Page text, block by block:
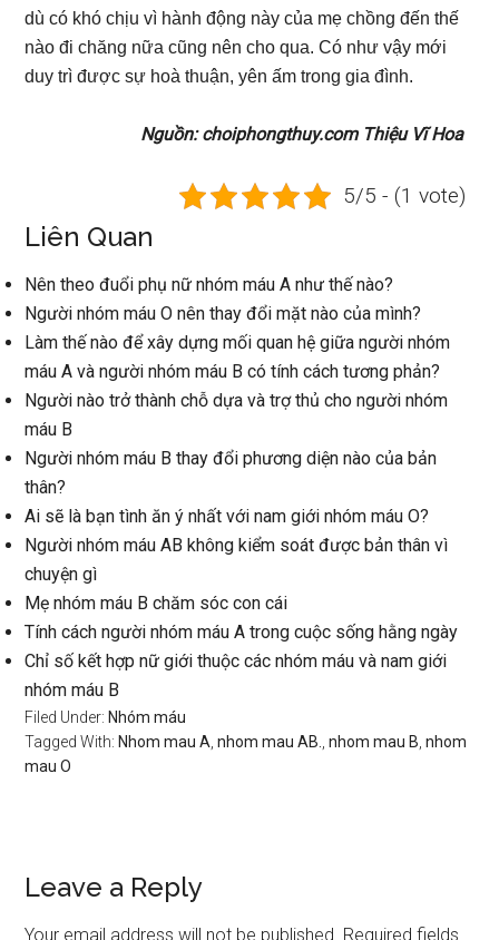
dù có khó chịu vì hành động này của mẹ chồng đến thế
nào đi chăng nữa cũng nên cho qua. Có như vậy mới
duy trì được sự hoà thuận, yên ấm trong gia đình.
Nguồn: choiphongthuy.com Thiệu Vĩ Hoa
5/5 - (1 vote)
Liên Quan
Nên theo đuổi phụ nữ nhóm máu A như thế nào?
Người nhóm máu O nên thay đổi mặt nào của mình?
Làm thế nào để xây dựng mối quan hệ giữa người nhóm
máu A và người nhóm máu B có tính cách tương phản?
Người nào trở thành chỗ dựa và trợ thủ cho người nhóm
máu B
Người nhóm máu B thay đổi phương diện nào của bản
thân?
Ai sẽ là bạn tình ăn ý nhất với nam giới nhóm máu O?
Người nhóm máu AB không kiểm soát được bản thân vì
chuyện gì
Mẹ nhóm máu B chăm sóc con cái
Tính cách người nhóm máu A trong cuộc sống hằng ngày
Chỉ số kết hợp nữ giới thuộc các nhóm máu và nam giới
nhóm máu B
Filed Under: Nhóm máu
Tagged With: Nhom mau A ,nhom mau AB. ,nhom mau B ,nhom
mau O
Reader
Interactions
Leave a Reply
Your email address will not be published. Required fields